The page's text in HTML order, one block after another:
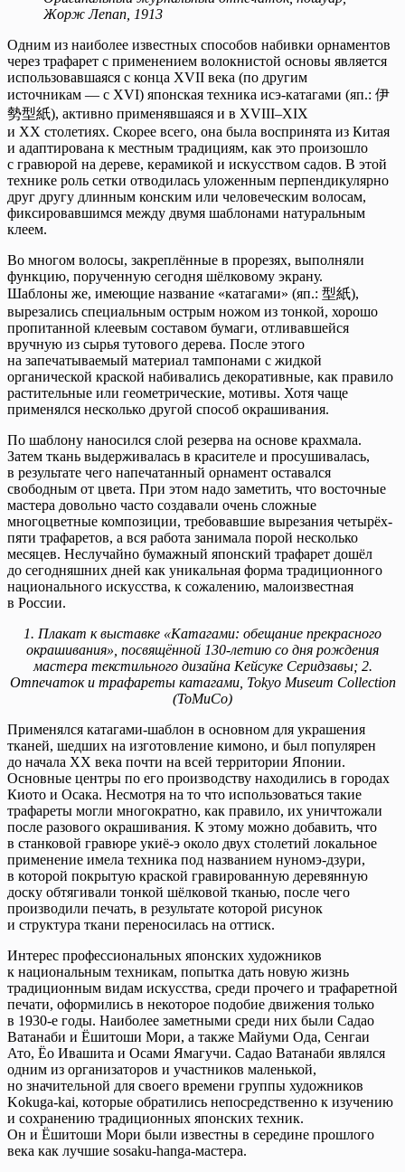
Жорж Лепап, 1913
Одним из наиболее известных способов набивки орнаментов
через трафарет с применением волокнистой основы является
использовавшаяся с конца XVII века (по другим
источникам — с XVI) японская техника исэ-катагами (яп.: 伊
勢型紙), активно применявшаяся и в XVIII–XIX
и XX столетиях. Скорее всего, она была воспринята из Китая
и адаптирована к местным традициям, как это произошло
с гравюрой на дереве, керамикой и искусством садов. В этой
технике роль сетки отводилась уложенным перпендикулярно
друг другу длинным конским или человеческим волосам,
фиксировавшимся между двумя шаблонами натуральным
клеем.
Во многом волосы, закреплённые в прорезях, выполняли
функцию, порученную сегодня шёлковому экрану.
Шаблоны же, имеющие название «катагами» (яп.: 型紙),
вырезались специальным острым ножом из тонкой, хорошо
пропитанной клеевым составом бумаги, отливавшейся
вручную из сырья тутового дерева. После этого
на запечатываемый материал тампонами с жидкой
органической краской набивались декоративные, как правило
растительные или геометрические, мотивы. Хотя чаще
применялся несколько другой способ окрашивания.
По шаблону наносился слой резерва на основе крахмала.
Затем ткань выдерживалась в красителе и просушивалась,
в результате чего напечатанный орнамент оставался
свободным от цвета. При этом надо заметить, что восточные
мастера довольно часто создавали очень сложные
многоцветные композиции, требовавшие вырезания четырёх-
пяти трафаретов, а вся работа занимала порой несколько
месяцев. Неслучайно бумажный японский трафарет дошёл
до сегодняшних дней как уникальная форма традиционного
национального искусства, к сожалению, малоизвестная
в России.
1. Плакат к выставке «Катагами: обещание прекрасного
окрашивания», посвящённой 130-летию со дня рождения
мастера текстильного дизайна Кейсуке Серидзавы; 2.
Отпечаток и трафареты катагами, Tokyo Museum Collection
(ToMuCo)
Применялся катагами-шаблон в основном для украшения
тканей, шедших на изготовление кимоно, и был популярен
до начала ХХ века почти на всей территории Японии.
Основные центры по его производству находились в городах
Киото и Осака. Несмотря на то что использоваться такие
трафареты могли многократно, как правило, их уничтожали
после разового окрашивания. К этому можно добавить, что
в станковой гравюре укиё-э около двух столетий локальное
применение имела техника под названием нуномэ-дзури,
в которой покрытую краской гравированную деревянную
доску обтягивали тонкой шёлковой тканью, после чего
производили печать, в результате которой рисунок
и структура ткани переносилась на оттиск.
Интерес профессиональных японских художников
к национальным техникам, попытка дать новую жизнь
традиционным видам искусства, среди прочего и трафаретной
печати, оформились в некоторое подобие движения только
в 1930-е годы. Наиболее заметными среди них были Садао
Ватанаби и Ёшитоши Мори, а также Майуми Ода, Сенгаи
Ато, Ёо Ивашита и Осами Ямагучи. Садао Ватанаби являлся
одним из организаторов и участников маленькой,
но значительной для своего времени группы художников
Kokuga-kai, которые обратились непосредственно к изучению
и сохранению традиционных японских техник.
Он и Ёшитоши Мори были известны в середине прошлого
века как лучшие sosaku-hanga-мастера.